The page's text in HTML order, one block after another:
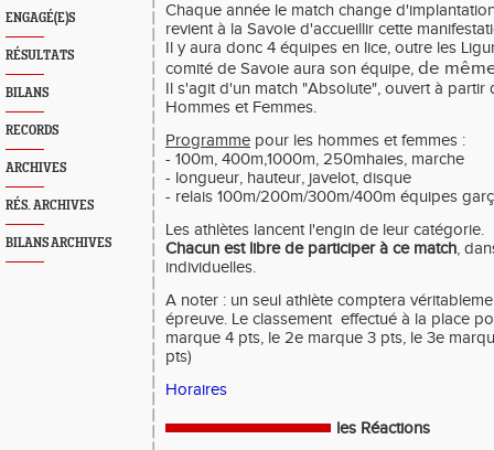
ENGAGÉ(E)S
RÉSULTATS
BILANS
RECORDS
ARCHIVES
RÉS. ARCHIVES
BILANS ARCHIVES
Chaque année le match change
revient à la Savoie d'accueillir cette
Il y aura donc 4 équipes en lice, outre les
comité de Savoie aura son équipe, de
Il s'agit d'un match "Absolute", ouvert à partir
Hommes et Femmes.
Programme pour les hommes et femmes :
- 100m, 400m,1000m, 250mhaies, marche
- longueur, hauteur, javelot, disque
- relais 100m/200m/300m/400m équipes
Les athlètes lancent l'engin de leur catégorie.
Chacun est libre de participer à ce match,
individuelles.
A noter : un seul athlète comptera
épreuve. Le classement effectué à la place
marque 4 pts, le 2e marque 3 pts, le 3e
pts)
Horaires
les Réactions